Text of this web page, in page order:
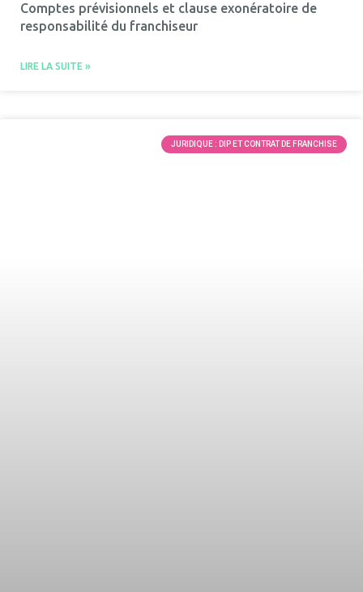
Comptes prévisionnels et clause exonératoire de
responsabilité du franchiseur
LIRE LA SUITE »
JURIDIQUE : DIP ET CONTRAT DE FRANCHISE